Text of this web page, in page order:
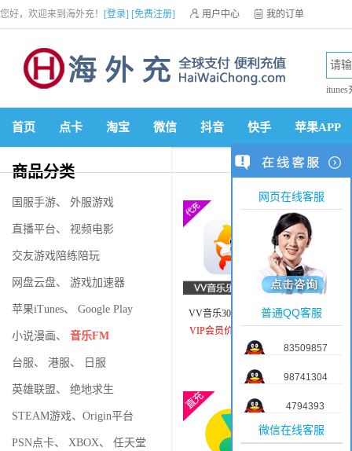
您好，欢迎来到海外充！ [登录] [免费注册]  用户中心  我的订单
itunes
首页 点卡 淘宝 微信 抖音 快手 苹果APP
商品分类
国服手游、 外服游戏
直播平台、 视频电影
交友游戏陪练陪玩
网盘云盘、 游戏加速器
苹果iTunes、 Google Play
小说漫画、 音乐FM
台服、 港服、 日服
英雄联盟、 绝地求生
STEAM游戏、 Origin平台
PSN点卡、 XBOX、 任天堂
VV音乐3000乐币充值
VIP会员价：5.71美元
网页在线客服
普通QQ客服
83509857
98741304
4794393
微信在线客服